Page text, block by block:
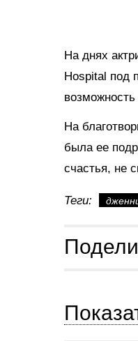
На днях
Hospital под
На
была ее
счастья, не
Теги: